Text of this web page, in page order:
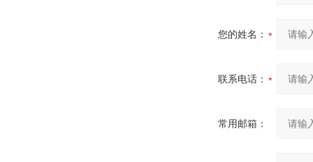
您的姓名：
联系电话：
常用邮箱：